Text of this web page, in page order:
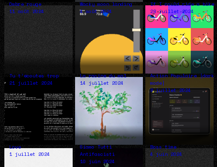
Ombre rouge
11 août 2024
Wacky moon landing
4 août 2024
If I could ride a bike
28 juillet 2024
Tu t’écoutes trop
21 juillet 2024
La racine du mal
14 juillet 2024
Action Populaire [dark
mode]
8 juillet 2024
Love
1 juillet 2024
Siamo Tutti
Antifascisti
10 juin 2024
Boss time
4 juin 2024